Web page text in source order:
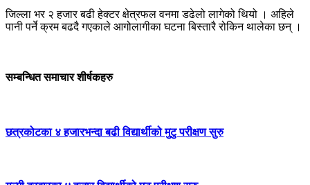
जिल्ला भर २ हजार बढी हेक्टर क्षेत्रफल वनमा डढेलो लागेको थियो । अहिले
पानी पर्ने क्रम बढदै गएकाले आगोलागीका घटना बिस्तारै रोकिन थालेका छन् ।
सम्बन्धित समाचार शीर्षकहरु
छत्रकोटका ४ हजारभन्दा बढी विद्यार्थीको मुटु परीक्षण सुरु